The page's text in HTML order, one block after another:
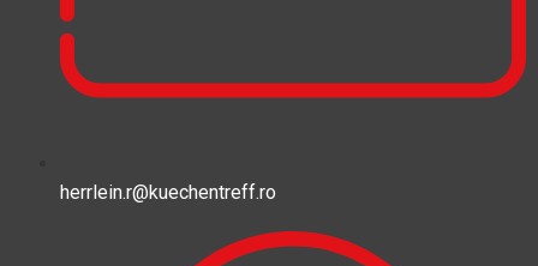
herrlein.r@kuechentreff.ro